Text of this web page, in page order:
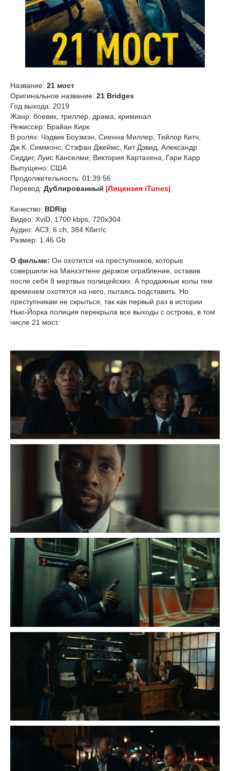
Название: 21 мост
Оригинальное название: 21 Bridges
Год выхода: 2019
Жанр: боевик, триллер, драма, криминал
Режиссер: Брайан Кирк
В ролях: Чэдвик Боузмэн, Сиенна Миллер, Тейлор Китч,
Дж.К. Симмонс, Стэфан Джеймс, Кит Дэвид, Александр
Сиддиг, Луис Канселми, Виктория Картахена, Гари Карр
Выпущено: США
Продолжительность: 01:39:56
Перевод: Дублированный |Лицензия iTunes|
Качество: BDRip
Видео: XviD, 1700 kbps, 720x304
Аудио: AC3, 6 ch, 384 Кбит/с
Размер: 1.46 Gb
О фильме: Он охотится на преступников, которые
совершили на Манхэттене дерзкое ограбление, оставив
после себя 8 мертвых полицейских. А продажные копы тем
временем охотятся на него, пытаясь подставить. Но
преступникам не скрыться, так как первый раз в истории
Нью-Йорка полиция перекрыла все выходы с острова, в том
числе 21 мост.